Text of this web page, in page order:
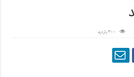
300 بازدید